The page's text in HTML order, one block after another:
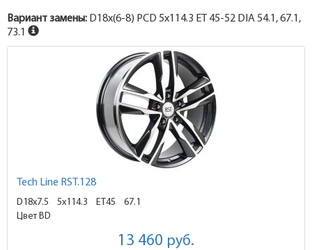
Вариант замены: D18x(6-8) PCD 5x114.3 ET 45-52 DIA 54.1, 67.1,
73.1
Tech Line RST.128
D18x7.5 5x114.3 ET45
67.1
Цвет BD
13 460 руб.